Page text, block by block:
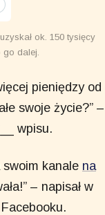
ok. 150 tysięcy
go dalej.
pieniędzy od
swoje życie?” –
wpisu.
kanale na
– napisał w